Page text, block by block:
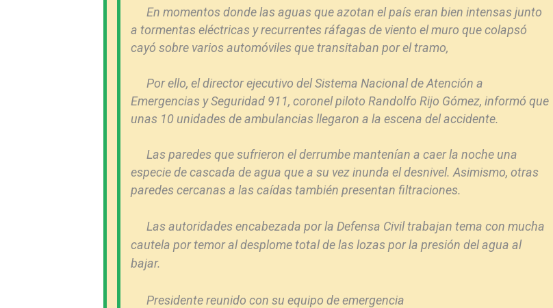
En momentos donde las aguas que azotan el país eran bien intensas junto
a tormentas eléctricas y recurrentes ráfagas de viento el muro que colapsó
cayó sobre varios automóviles que transitaban por el tramo,
Por ello, el director ejecutivo del Sistema Nacional de Atención a
Emergencias y Seguridad 911, coronel piloto Randolfo Rijo Gómez, informó que
unas 10 unidades de ambulancias llegaron a la escena del accidente.
Las paredes que sufrieron el derrumbe mantenían a caer la noche una
especie de cascada de agua que a su vez inunda el desnivel. Asimismo, otras
paredes cercanas a las caídas también presentan filtraciones.
Las autoridades encabezada por la Defensa Civil trabajan tema con mucha
cautela por temor al desplome total de las lozas por la presión del agua al
bajar.
Presidente reunido con su equipo de emergencia